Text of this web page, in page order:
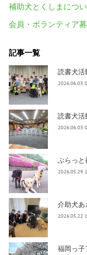
補助犬とくしまにつ
会員・ボランティア
記事一覧
読書犬
2026.06.03
読書犬
2026.06.03
ぶらっと
2026.05.29
介助犬あ
2026.05.22
福岡っ子